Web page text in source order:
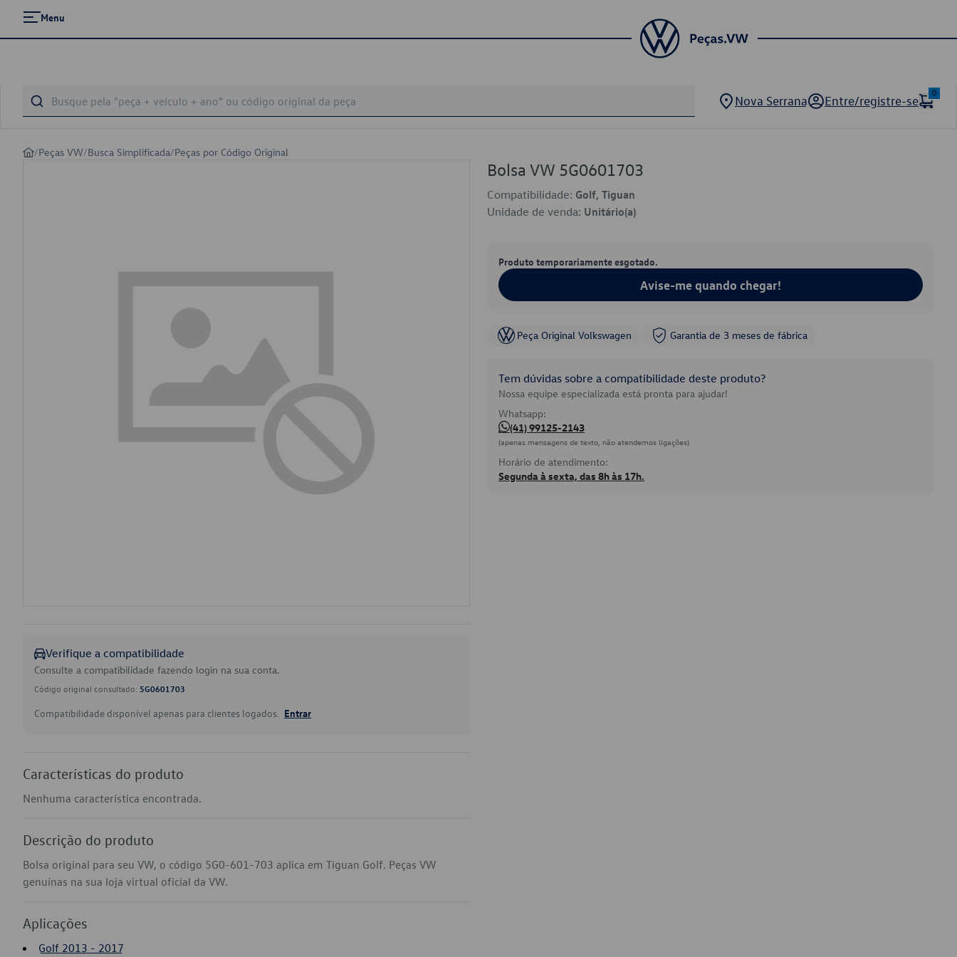
Menu
Nova Serrana Entre/registre-se
0
/Peças VW/Busca Simplificada/Peças por Código Original
Verifique a compatibilidade
Consulte a compatibilidade fazendo login na sua conta.
Código original consultado: 5G0601703
Compatibilidade disponível apenas para clientes logados. Entrar
Características do produto
Nenhuma característica encontrada.
Descrição do produto
Bolsa original para seu VW, o código 5G0-601-703 aplica em Tiguan Golf. Peças VW
genuínas na sua loja virtual oficial da VW.
Aplicações
Golf 2013 - 2017
Bolsa VW 5G0601703
Compatibilidade: Golf, Tiguan
Unidade de venda: Unitário(a)
Produto temporariamente esgotado.
Avise-me quando chegar!
Peça Original Volkswagen Garantia de 3 meses de fábrica
Tem dúvidas sobre a compatibilidade deste produto?
Nossa equipe especializada está pronta para ajudar!
Whatsapp:
(41) 99125-2143
(apenas mensagens de texto, não atendemos ligações)
Horário de atendimento:
Segunda à sexta, das 8h às 17h.